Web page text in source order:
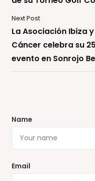
Next Post
La Asociación Ibiza
Cáncer celebra su
evento en Sonrojo
Name
Email